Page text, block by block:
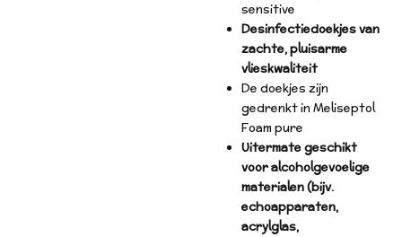
sensitive
Desinfectiedoekjes van
zachte, pluisarme
vlieskwaliteit
De doekjes zijn
gedrenkt in Meliseptol
Foam pure
Uitermate geschikt
voor alcoholgevoelige
materialen (bijv.
echoapparaten,
acrylglas,